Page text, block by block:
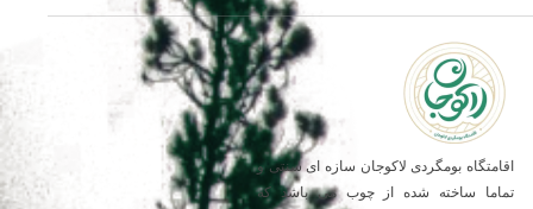
اقامتگاه بومگردی لاکوجان سازه ای سنتی و
تماما ساخته شده از چوب می باشد که